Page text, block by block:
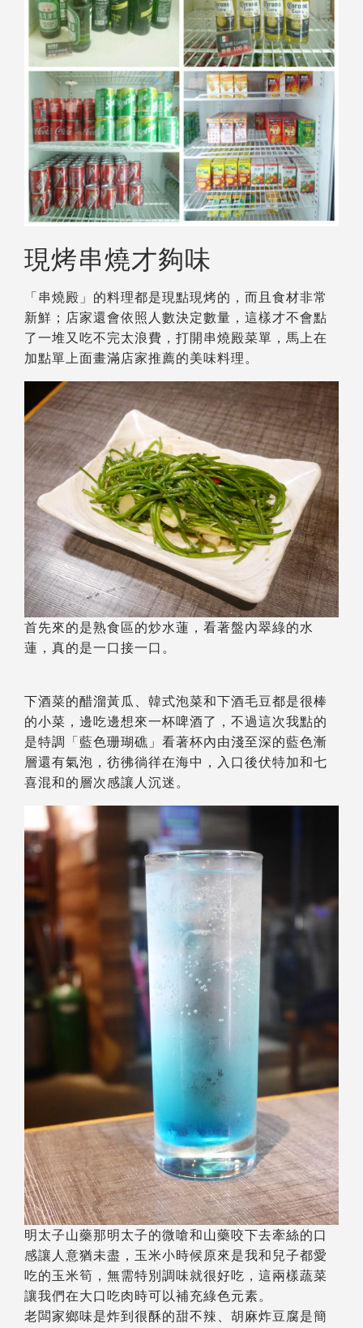
現烤串燒才夠味
「串燒殿」的料理都是現點現烤的，而且食材非常
新鮮；店家還會依照人數決定數量，這樣才不會點
了一堆又吃不完太浪費，打開串燒殿菜單，馬上在
加點單上面畫滿店家推薦的美味料理。
首先來的是熟食區的炒水蓮，看著盤內翠綠的水
蓮，真的是一口接一口。
下酒菜的醋溜黃瓜、韓式泡菜和下酒毛豆都是很棒
的小菜，邊吃邊想來一杯啤酒了，不過這次我點的
是特調「藍色珊瑚礁」看著杯內由淺至深的藍色漸
層還有氣泡，彷彿徜徉在海中，入口後伏特加和七
喜混和的層次感讓人沉迷。
明太子山藥那明太子的微嗆和山藥咬下去牽絲的口
感讓人意猶未盡，玉米小時候原來是我和兒子都愛
吃的玉米筍，無需特別調味就很好吃，這兩樣蔬菜
讓我們在大口吃肉時可以補充綠色元素。
老闆家鄉味是炸到很酥的甜不辣、胡麻炸豆腐是簡